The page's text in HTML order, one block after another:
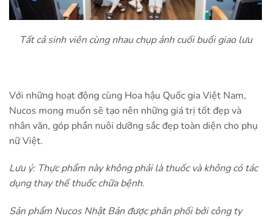
Tất cả sinh viên cùng nhau chụp ảnh cuối buổi giao lưu
Với những hoạt động cùng Hoa hậu Quốc gia Việt Nam,
Nucos mong muốn sẽ tạo nên những giá trị tốt đẹp và
nhân văn, góp phần nuôi dưỡng sắc đẹp toàn diện cho phụ
nữ Việt.
Lưu ý: Thực phẩm này không phải là thuốc và không có tác
dụng thay thế thuốc chữa bệnh.
Sản phẩm Nucos Nhật Bản được phân phối bởi công ty